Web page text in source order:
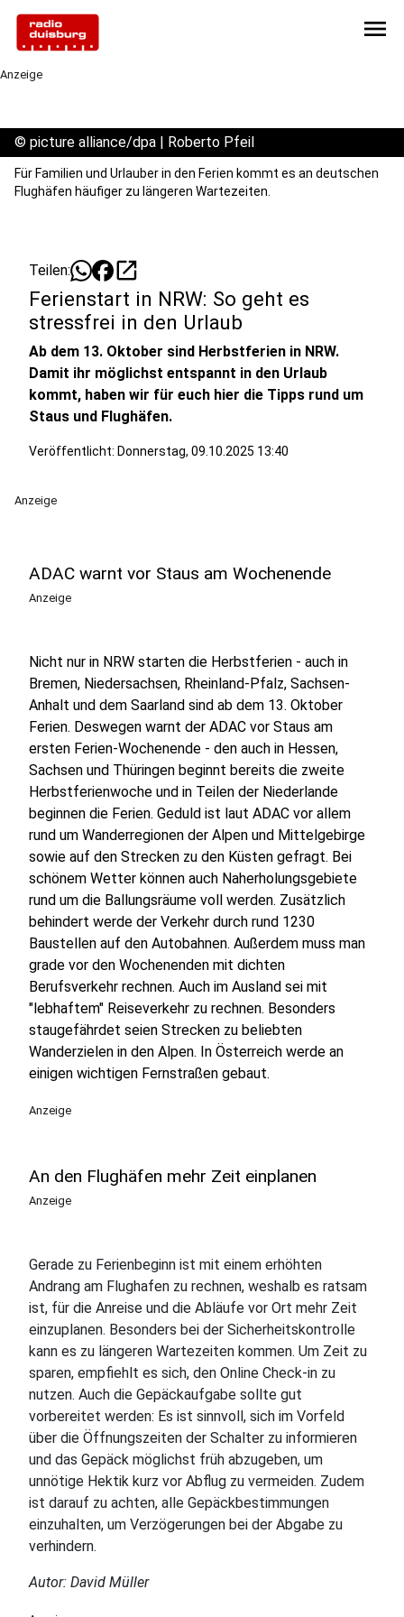
menu
Anzeige
© picture alliance/dpa | Roberto Pfeil
Für Familien und Urlauber in den Ferien kommt es an deutschen
Flughäfen häufiger zu längeren Wartezeiten.
Teilen: open_in_new
Ferienstart in NRW: So geht es
stressfrei in den Urlaub
Ab dem 13. Oktober sind Herbstferien in NRW.
Damit ihr möglichst entspannt in den Urlaub
kommt, haben wir für euch hier die Tipps rund um
Staus und Flughäfen.
Veröffentlicht: Donnerstag, 09.10.2025 13:40
Anzeige
ADAC warnt vor Staus am Wochenende
Anzeige
Nicht nur in NRW starten die Herbstferien - auch in
Bremen, Niedersachsen, Rheinland-Pfalz, Sachsen-
Anhalt und dem Saarland sind ab dem 13. Oktober
Ferien. Deswegen warnt der ADAC vor Staus am
ersten Ferien-Wochenende - den auch in Hessen,
Sachsen und Thüringen beginnt bereits die zweite
Herbstferienwoche und in Teilen der Niederlande
beginnen die Ferien. Geduld ist laut ADAC vor allem
rund um Wanderregionen der Alpen und Mittelgebirge
sowie auf den Strecken zu den Küsten gefragt. Bei
schönem Wetter können auch Naherholungsgebiete
rund um die Ballungsräume voll werden. Zusätzlich
behindert werde der Verkehr durch rund 1230
Baustellen auf den Autobahnen. Außerdem muss man
grade vor den Wochenenden mit dichten
Berufsverkehr rechnen. Auch im Ausland sei mit
"lebhaftem" Reiseverkehr zu rechnen. Besonders
staugefährdet seien Strecken zu beliebten
Wanderzielen in den Alpen. In Österreich werde an
einigen wichtigen Fernstraßen gebaut.
Anzeige
An den Flughäfen mehr Zeit einplanen
Anzeige
Gerade zu Ferienbeginn ist mit einem erhöhten
Andrang am Flughafen zu rechnen, weshalb es ratsam
ist, für die Anreise und die Abläufe vor Ort mehr Zeit
einzuplanen. Besonders bei der Sicherheitskontrolle
kann es zu längeren Wartezeiten kommen. Um Zeit zu
sparen, empfiehlt es sich, den Online Check-in zu
nutzen. Auch die Gepäckaufgabe sollte gut
vorbereitet werden: Es ist sinnvoll, sich im Vorfeld
über die Öffnungszeiten der Schalter zu informieren
und das Gepäck möglichst früh abzugeben, um
unnötige Hektik kurz vor Abflug zu vermeiden. Zudem
ist darauf zu achten, alle Gepäckbestimmungen
einzuhalten, um Verzögerungen bei der Abgabe zu
verhindern.
Autor: David Müller